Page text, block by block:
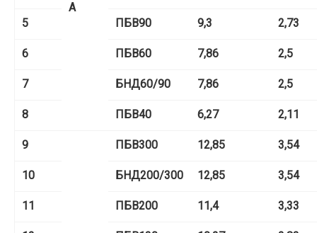
А
5 ПБВ90 9,3 2,73
6 ПБВ60 7,86 2,5
7 БНД60/90 7,86 2,5
8 ПБВ40 6,27 2,11
9 ПБВ300 12,85 3,54
10 БНД200/300 12,85 3,54
11 ПБВ200 11,4 3,33